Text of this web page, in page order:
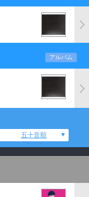
アルバム
五十音順